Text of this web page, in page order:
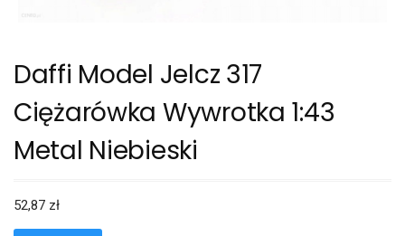
Daffi Model Jelcz 317
Ciężarówka Wywrotka 1:43
Metal Niebieski
52,87 zł